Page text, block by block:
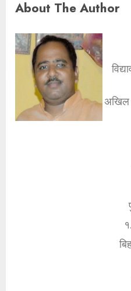
About The Author
अखिल